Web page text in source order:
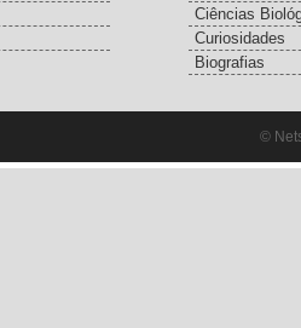
Ciências
Curiosidades
Biografias
©